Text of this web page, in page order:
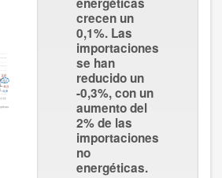
crecen un
0,1%. Las
importaciones
se han
reducido un
-0,3%, con un
aumento del
2% de las
importaciones
no
energéticas.